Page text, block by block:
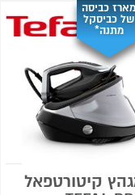
מארז כביסה
של כביסקל
מתנה*
קיטורטפאל